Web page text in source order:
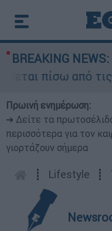
BREAKING NEWS:
πίσω από τις
Πρωινή ενημέρωση:
➔ Δείτε τα
περισσότερα για τον
γιορτάζουν σήμερα
┋ Lifestyle ┋